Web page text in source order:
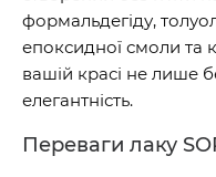
формальдегіду,
епоксидної смоли та
вашій красі не лише
елегантність.
Переваги лаку